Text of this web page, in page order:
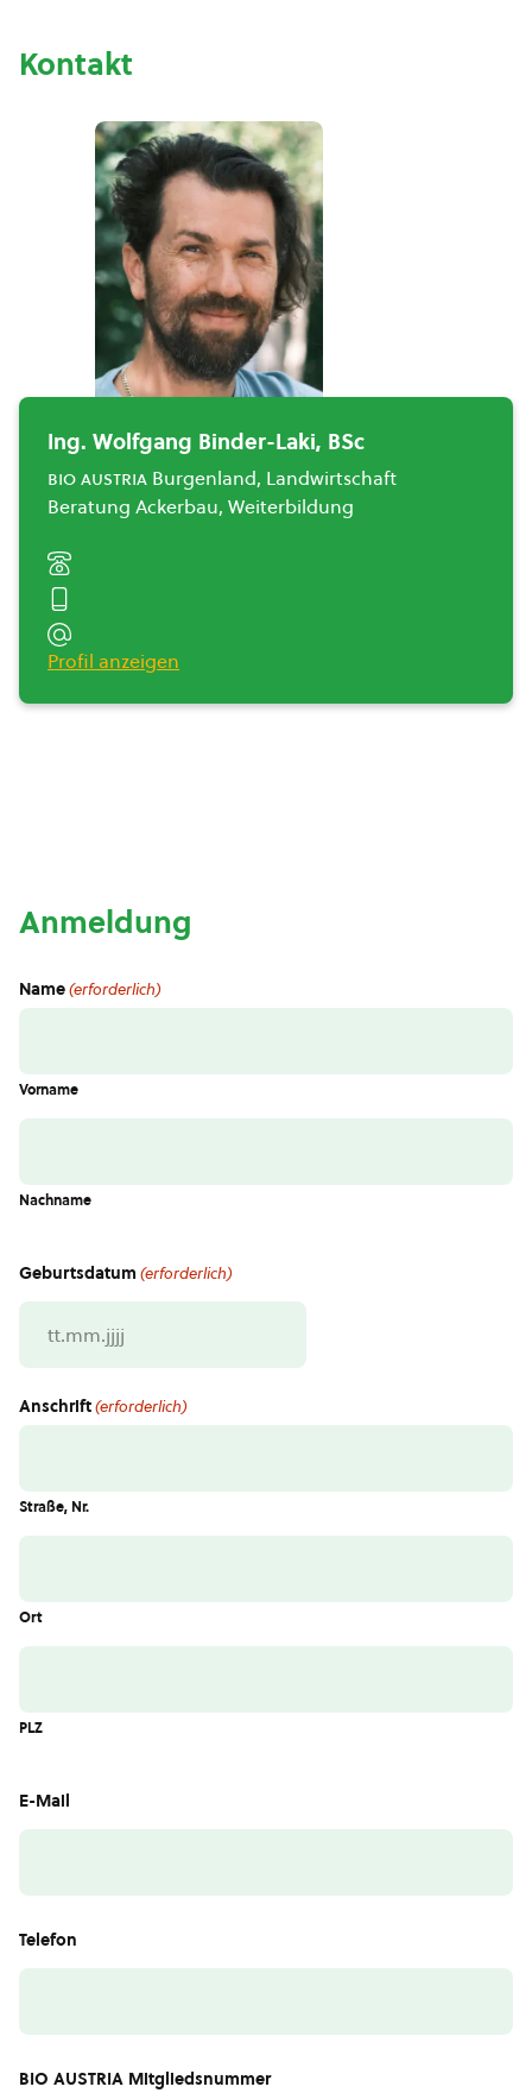
Kontakt
Ing. Wolfgang Binder-Laki, BSc
bio austria Burgenland, Landwirtschaft
Beratung Ackerbau, Weiterbildung
Profil anzeigen
Anmeldung
Name(erforderlich)
Vorname
Nachname
Geburtsdatum (erforderlich)
MM
Anschrift(erforderlich)
Straße, Nr.
Ort
PLZ
E-Mail
Telefon
BIO AUSTRIA Mitgliedsnummer